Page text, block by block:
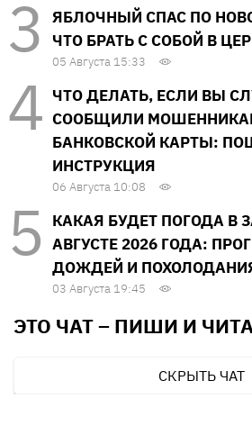
ЯБЛОЧНЫЙ СПАС ПО
ЧТО БРАТЬ С СОБОЙ В
05 Августа 15:33
ЧТО ДЕЛАТЬ, ЕСЛИ ВЫ
СООБЩИЛИ
БАНКОВСКОЙ КАРТЫ:
ИНСТРУКЦИЯ
06 Августа 10:08
КАКАЯ БУДЕТ ПОГОДА В
АВГУСТЕ 2026 ГОДА:
ДОЖДЕЙ И
03 Августа 19:45
ЭТО ЧАТ – ПИШИ И
СКРЫТЬ ЧАТ